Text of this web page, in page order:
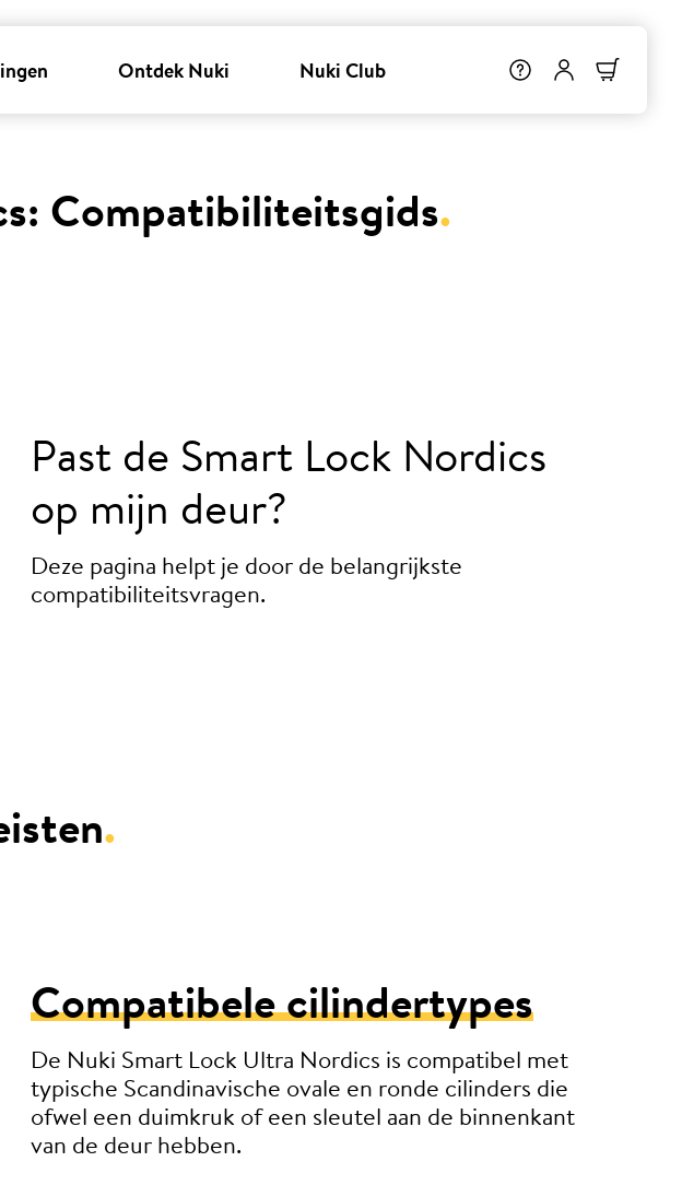
Ontdek Nuki Nuki Club
Compatibiliteitsgids.
Past de Smart Lock Nordics
op mijn deur?
Deze pagina helpt je door de belangrijkste
compatibiliteitsvragen.
.
Compatibele cilindertypes
De Nuki Smart Lock Ultra Nordics is compatibel met
typische Scandinavische ovale en ronde cilinders die
ofwel een duimkruk of een sleutel aan de binnenkant
van de deur hebben.